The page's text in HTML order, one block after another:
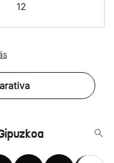
12